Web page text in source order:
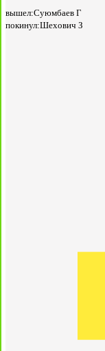
вышел:Суюмбаев Г
покинул:Шехович З